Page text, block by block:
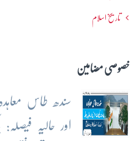
تاریخ اسلام
خصوصی مضامین
سندھ طاس
اور حالیہ